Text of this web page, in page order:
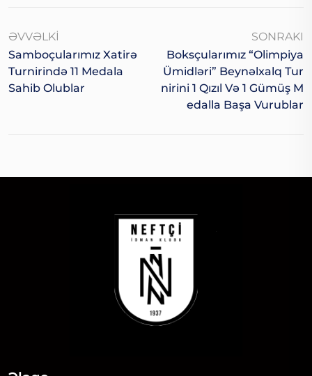
ƏVVƏLKI
Samboçularımız Xatirə
Turnirində 11 Medala
Sahib Olublar
SONRAKI
Boksçularımız “Olimpiya
Ümidləri” Beynəlxalq Tur
Nirini 1 Qızıl Və 1 Gümüş M
Edalla Başa Vurublar